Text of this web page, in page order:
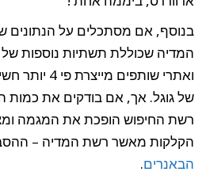
בנוסף, אם מסתכלים על הנתונים
ואתרי
של גוגל. אך, אם בודקים את כמות
הקלקות מאשר רשת המדיה –
הבאנרים.